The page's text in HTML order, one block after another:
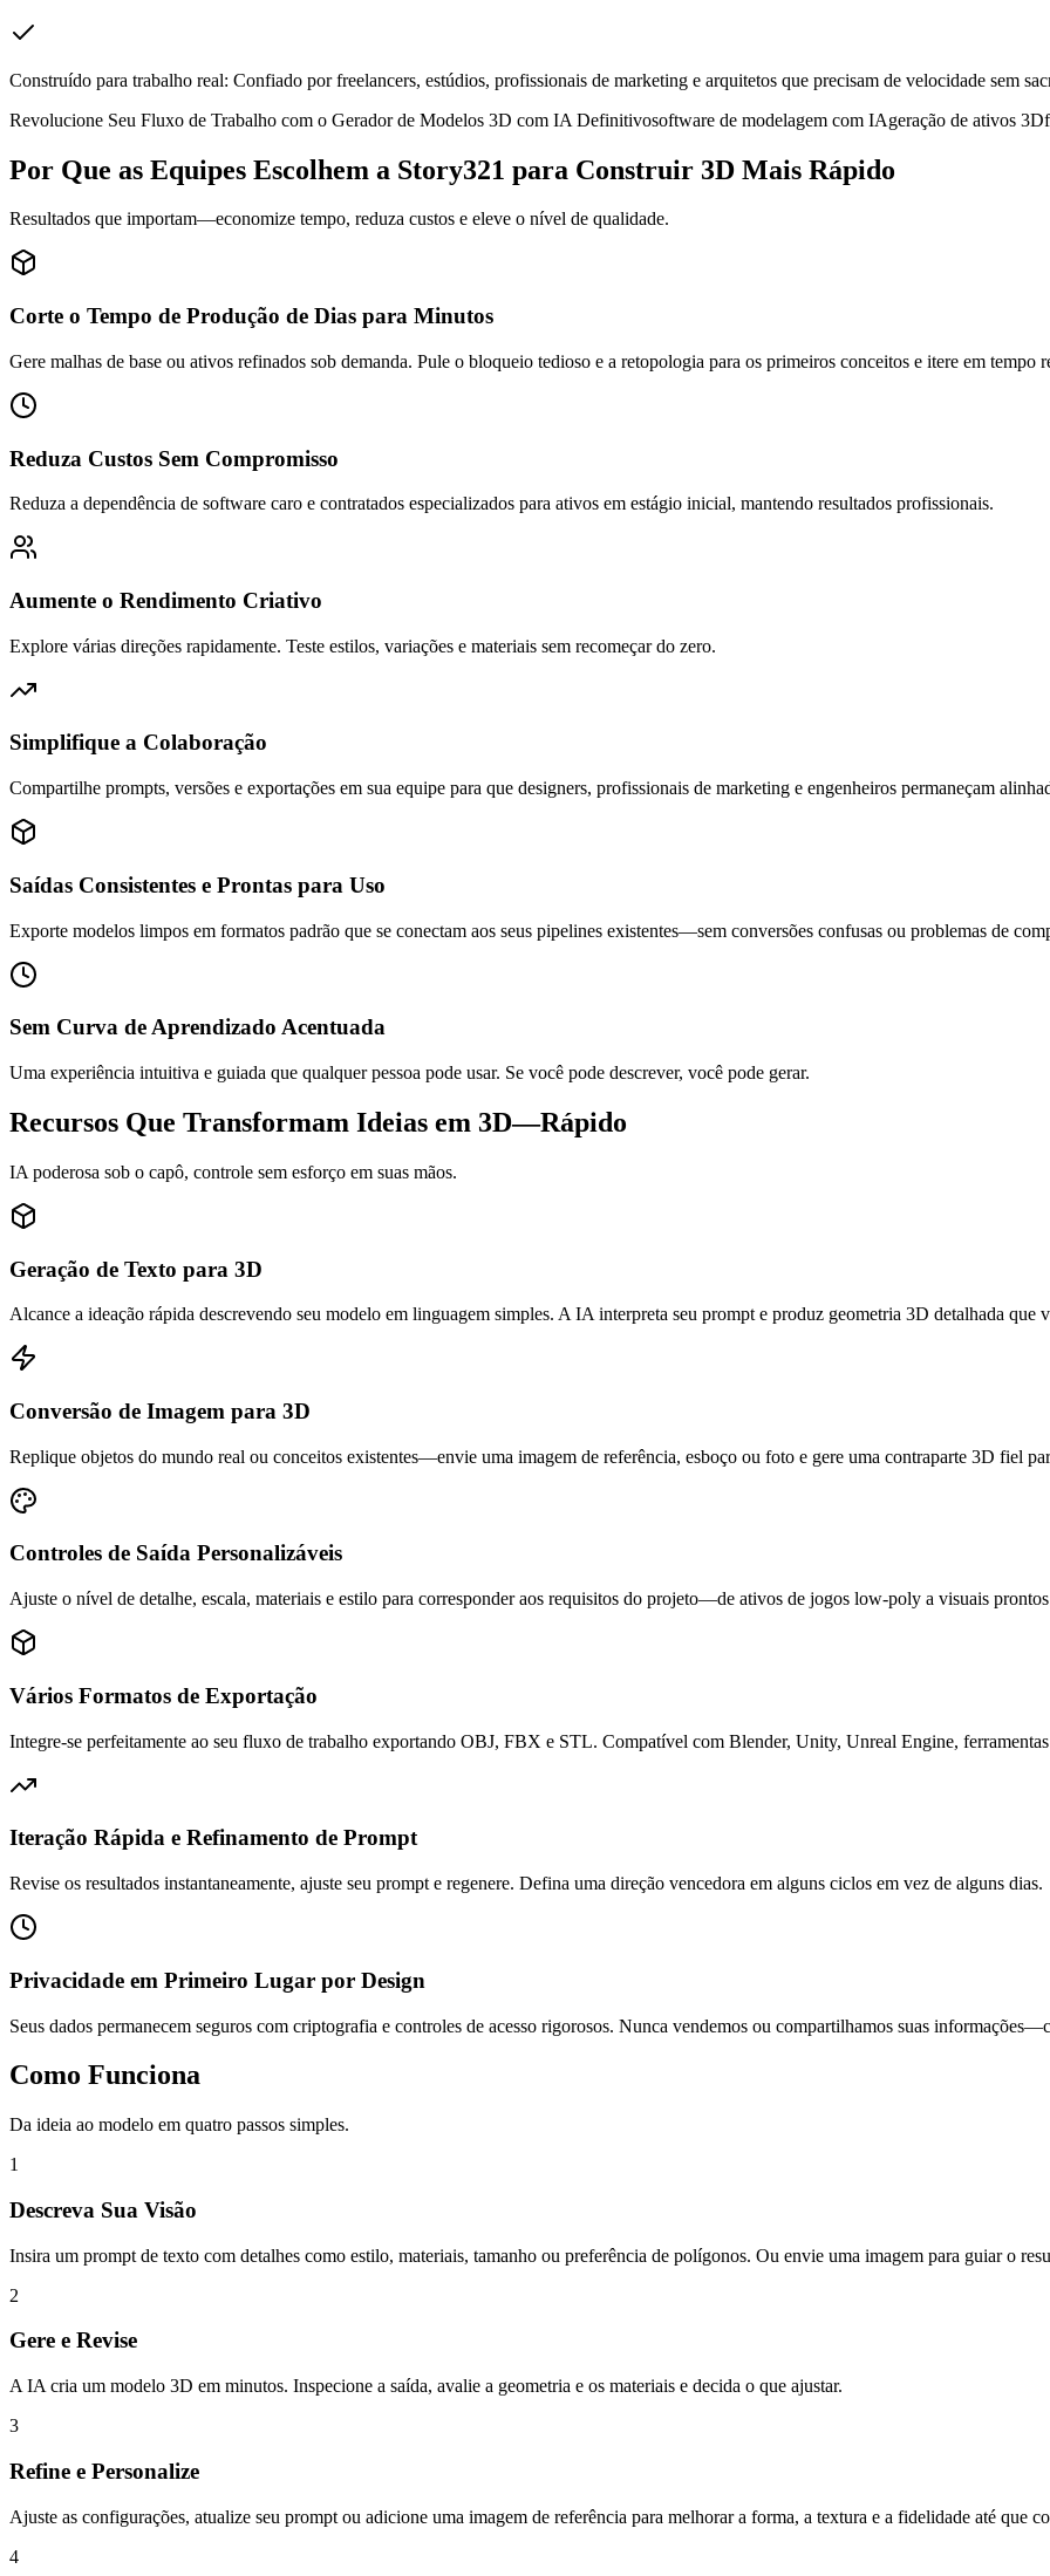
Construído para trabalho real: Confiado por freelancers, estúdios, profissionais de marketing e arquitetos que precisam de velocidade sem
Revolucione Seu Fluxo de Trabalho com o Gerador de Modelos 3D com IA Definitivosoftware de modelagem com IAgeração de ativos 3D
Por Que as Equipes Escolhem a Story321 para Construir 3D Mais Rápido
Resultados que importam—economize tempo, reduza custos e eleve o nível de qualidade.
Corte o Tempo de Produção de Dias para Minutos
Gere malhas de base ou ativos refinados sob demanda. Pule o bloqueio tedioso e a retopologia para os primeiros conceitos e itere em tempo
Reduza Custos Sem Compromisso
Reduza a dependência de software caro e contratados especializados para ativos em estágio inicial, mantendo resultados profissionais.
Aumente o Rendimento Criativo
Explore várias direções rapidamente. Teste estilos, variações e materiais sem recomeçar do zero.
Simplifique a Colaboração
Compartilhe prompts, versões e exportações em sua equipe para que designers, profissionais de marketing e engenheiros permaneçam
Saídas Consistentes e Prontas para Uso
Exporte modelos limpos em formatos padrão que se conectam aos seus pipelines existentes—sem conversões confusas ou problemas de
Sem Curva de Aprendizado Acentuada
Uma experiência intuitiva e guiada que qualquer pessoa pode usar. Se você pode descrever, você pode gerar.
Recursos Que Transformam Ideias em 3D—Rápido
IA poderosa sob o capô, controle sem esforço em suas mãos.
Geração de Texto para 3D
Alcance a ideação rápida descrevendo seu modelo em linguagem simples. A IA interpreta seu prompt e produz geometria 3D detalhada que
Conversão de Imagem para 3D
Replique objetos do mundo real ou conceitos existentes—envie uma imagem de referência, esboço ou foto e gere uma contraparte 3D fiel
Controles de Saída Personalizáveis
Ajuste o nível de detalhe, escala, materiais e estilo para corresponder aos requisitos do projeto—de ativos de jogos low-poly a visuais prontos
Vários Formatos de Exportação
Integre-se perfeitamente ao seu fluxo de trabalho exportando OBJ, FBX e STL. Compatível com Blender, Unity, Unreal Engine,
Iteração Rápida e Refinamento de Prompt
Revise os resultados instantaneamente, ajuste seu prompt e regenere. Defina uma direção vencedora em alguns ciclos em vez de alguns dias.
Privacidade em Primeiro Lugar por Design
Seus dados permanecem seguros com criptografia e controles de acesso rigorosos. Nunca vendemos ou compartilhamos suas
Como Funciona
Da ideia ao modelo em quatro passos simples.
1
Descreva Sua Visão
Insira um prompt de texto com detalhes como estilo, materiais, tamanho ou preferência de polígonos. Ou envie uma imagem para guiar o
2
Gere e Revise
A IA cria um modelo 3D em minutos. Inspecione a saída, avalie a geometria e os materiais e decida o que ajustar.
3
Refine e Personalize
Ajuste as configurações, atualize seu prompt ou adicione uma imagem de referência para melhorar a forma, a textura e a fidelidade até que
4